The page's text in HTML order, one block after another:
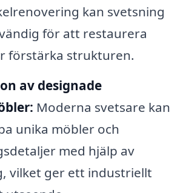
kan svetsning
för att restaurera
förstärka strukturen.
av designade
Moderna svetsare kan
unika möbler och
med hjälp av
vilket ger ett industriellt